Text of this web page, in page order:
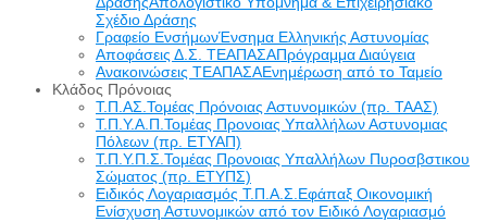
Σχέδιο Δράσης
Γραφείο ΕνσήμωνΈνσημα Ελληνικής Αστυνομίας
Αποφάσεις Δ.Σ. ΤΕΑΠΑΣΑΠρόγραμμα Διαύγεια
Ανακοινώσεις ΤΕΑΠΑΣΑΕνημέρωση από το Ταμείο
Κλάδος Πρόνοιας
Τ.Π.ΑΣ.Τομέας Πρόνοιας Αστυνομικών (πρ. ΤΑΑΣ)
Τ.Π.Υ.Α.Π.Τομέας Προνοιας Υπαλλήλων Αστυνομιας
Πόλεων (πρ. ΕΤΥΑΠ)
Τ.Π.Υ.Π.Σ.Τομέας Προνοιας Υπαλλήλων Πυροσβστικου
Σώματος (πρ. ΕΤΥΠΣ)
Ειδικός Λογαριασμός Τ.Π.Α.Σ.Εφάπαξ Οικονομική
Ενίσχυση Αστυνομικών από τον Ειδικό Λογαριασμό